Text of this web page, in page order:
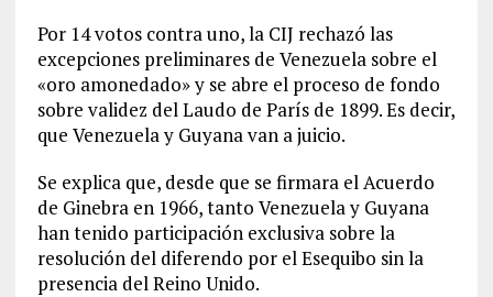
Por 14 votos contra uno, la CIJ rechazó las
excepciones preliminares de Venezuela sobre el
«oro amonedado» y se abre el proceso de fondo
sobre validez del Laudo de París de 1899. Es decir,
que Venezuela y Guyana van a juicio.
Se explica que, desde que se firmara el Acuerdo
de Ginebra en 1966, tanto Venezuela y Guyana
han tenido participación exclusiva sobre la
resolución del diferendo por el Esequibo sin la
presencia del Reino Unido.